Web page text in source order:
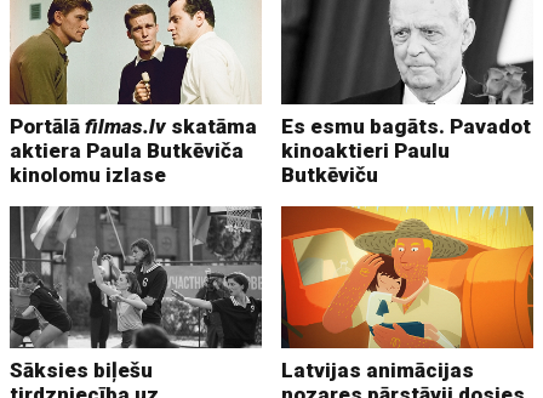
Portālāfilmas.lv skatāma
aktiera Paula Butkēviča
kinolomu izlase
Es esmu bagāts. Pavadot
kinoaktieri Paulu
Butkēviču
Sāksies biļešu
Latvijas animācijas